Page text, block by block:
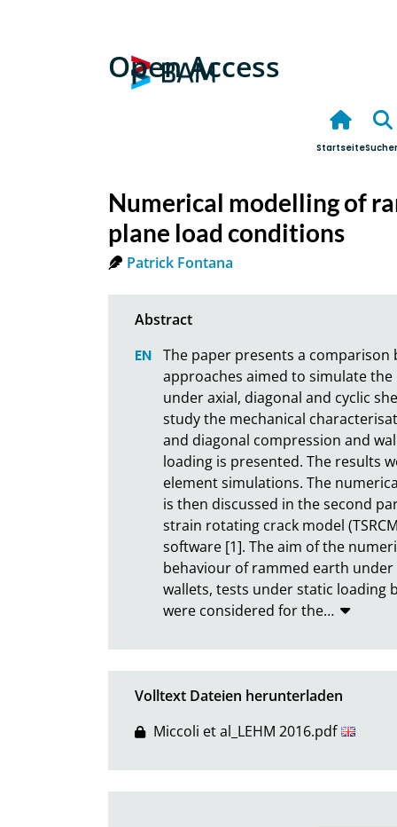
Open Access
Startseite
Numerical modelling of
plane load conditions
Patrick Fontana
The paper presents a
approaches aimed to simulate
under axial, diagonal and cyclic
study the mechanical
and diagonal compression and
loading is presented. The results
element simulations. The
is then discussed in the second
strain rotating crack model
software [1]. The aim of the
behaviour of rammed earth
wallets, tests under static loading
were considered for the…
Volltext Dateien herunterladen
Miccoli et al_LEHM 2016.pdf